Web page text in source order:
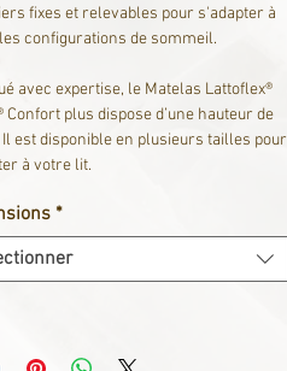
fixes et relevables pour s'adapter à
configurations de sommeil.
avec expertise, le Matelas Lattoflex®
Confort plus dispose d’une hauteur de
Il est disponible en plusieurs tailles pour
à votre lit.
de Sommeil, Profitez de la
gratuite.
*